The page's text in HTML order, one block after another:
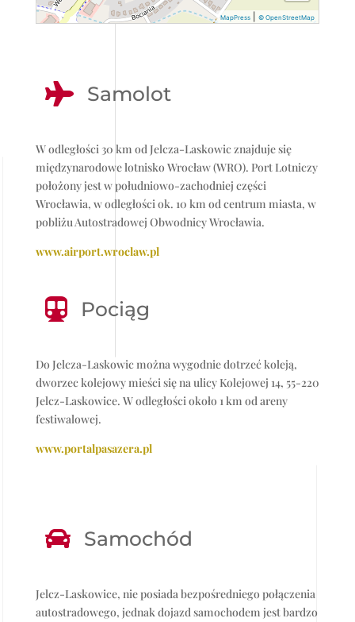
MapPress |© OpenStreetMap
 Samolot
W odległości 30 km od Jelcza-Laskowic znajduje się
międzynarodowe lotnisko Wrocław (WRO). Port Lotniczy
położony jest w południowo-zachodniej części
Wrocławia, w odległości ok. 10 km od centrum miasta, w
pobliżu Autostradowej Obwodnicy Wrocławia.
www.airport.wroclaw.pl
 Pociąg
Do Jelcza-Laskowic można wygodnie dotrzeć koleją,
dworzec kolejowy mieści się na ulicy Kolejowej 14, 55-220
Jelcz-Laskowice. W odległości około 1 km od areny
festiwalowej.
www.portalpasazera.pl
 Samochód
Jelcz-Laskowice, nie posiada bezpośredniego połączenia
autostradowego, jednak dojazd samochodem jest bardzo